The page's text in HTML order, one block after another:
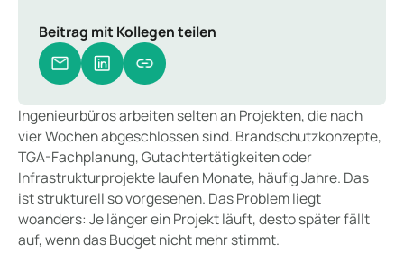
Beitrag mit Kollegen teilen
Ingenieurbüros arbeiten selten an Projekten, die nach
vier Wochen abgeschlossen sind. Brandschutzkonzepte,
TGA-Fachplanung, Gutachtertätigkeiten oder
Infrastrukturprojekte laufen Monate, häufig Jahre. Das
ist strukturell so vorgesehen. Das Problem liegt
woanders: Je länger ein Projekt läuft, desto später fällt
auf, wenn das Budget nicht mehr stimmt.